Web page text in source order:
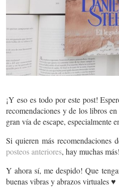
¡Y eso es todo por este post!
recomendaciones y de los libros
gran vía de escape, especialmente
Si quieren más
posteos anteriores, hay muchas más!
Y ahora sí, me despido! Que
buenas vibras y abrazos virtuales ♥